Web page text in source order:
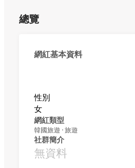
總覽
網紅基本資料
性別
女
網紅類型
韓國旅遊 · 旅遊
社群簡介
無資料